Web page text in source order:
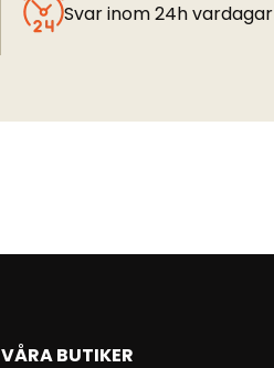
Svar inom 24h vardagar
VÅRA BUTIKER